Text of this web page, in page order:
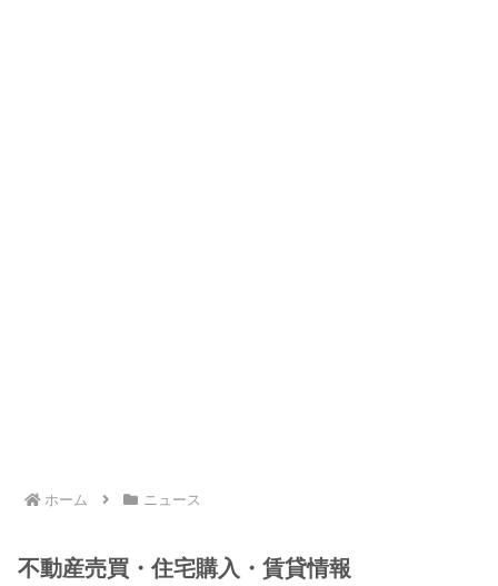
ホーム ニュース
不動産売買・住宅購入・賃貸情報